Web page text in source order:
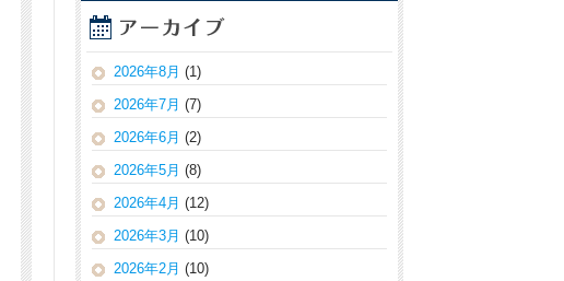
2026年8月 (1)
2026年7月 (7)
2026年6月 (2)
2026年5月 (8)
2026年4月 (12)
2026年3月 (10)
2026年2月 (10)